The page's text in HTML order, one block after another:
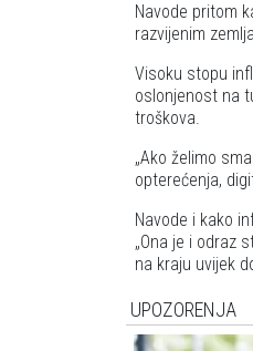
Navode pritom
razvijenim
Visoku stopu
oslonjenost na
troškova.
Ako želimo
opterećenja,
Navode i kako
Ona je i odraz
na kraju uvijek
UPOZORENJA